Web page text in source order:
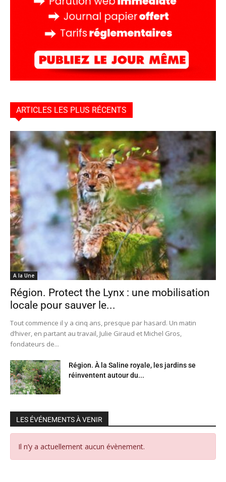
ARTICLES LES PLUS RÉCENTS
A la Une
Région. Protect the Lynx : une mobilisation
locale pour sauver le...
Tout commence il y a cinq ans, presque par hasard. Un matin
d’hiver, en partant au travail, Julie Giraud et Michel Gros,
fondateurs de...
Région. À la Saline royale, les jardins se
réinventent autour du...
LES ÉVÉNEMENTS À VENIR
Il n’y a actuellement aucun évènement.